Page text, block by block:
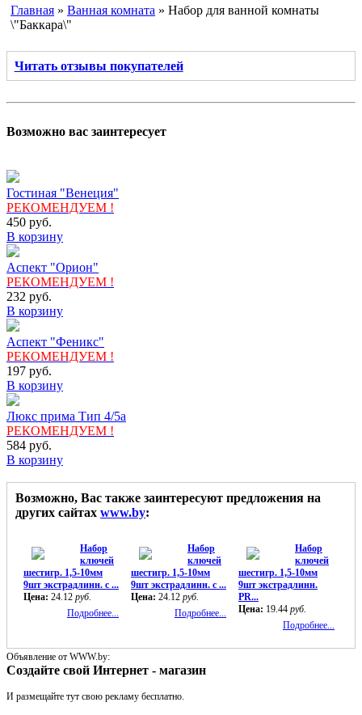
Главная » Ванная комната » Набор для ванной комнаты
\"Баккара\"
Читать отзывы покупателей
Возможно вас заинтересует
Гостиная "Венеция"
РЕКОМЕНДУЕМ !
450 руб.
В корзину
Аспект "Орион"
РЕКОМЕНДУЕМ !
232 руб.
В корзину
Аспект "Феникс"
РЕКОМЕНДУЕМ !
197 руб.
В корзину
Люкс прима Тип 4/5а
РЕКОМЕНДУЕМ !
584 руб.
В корзину
Возможно, Вас также заинтересуют предложения на
других сайтах www.by:
Набор
ключей
шестигр. 1,5-10мм
9шт экстрадлинн. с ...
Цена: 24.12 руб.
Подробнее...
Набор
ключей
шестигр. 1,5-10мм
9шт экстрадлинн. с ...
Цена: 24.12 руб.
Подробнее...
Набор
ключей
шестигр. 1,5-10мм
9шт экстрадлинн.
PR...
Цена: 19.44 руб.
Подробнее...
Объявление от WWW.by:
Создайте свой Интернет - магазин
И размещайте тут свою рекламу бесплатно.